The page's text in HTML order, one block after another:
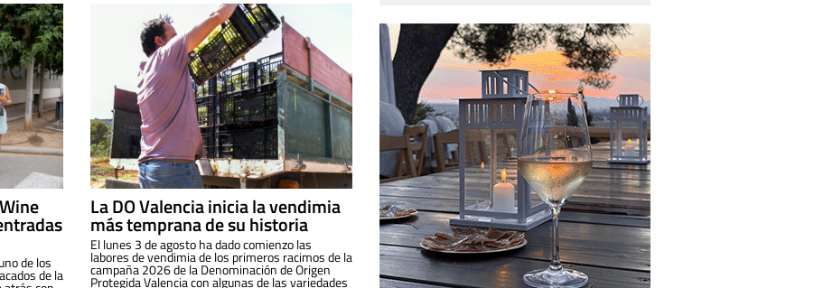
de los
de la
La DO Valencia inicia la vendimia
más temprana de su historia
El lunes 3 de agosto ha dado comienzo las
labores de vendimia de los primeros racimos de la
campaña 2026 de la Denominación de Origen
Protegida Valencia con algunas de las variedades